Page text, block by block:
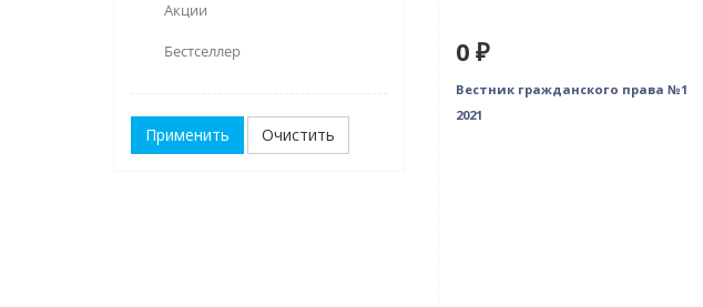
Акции
Бестселлер
Очистить
0 ₽
Вестник гражданского права №1
2021